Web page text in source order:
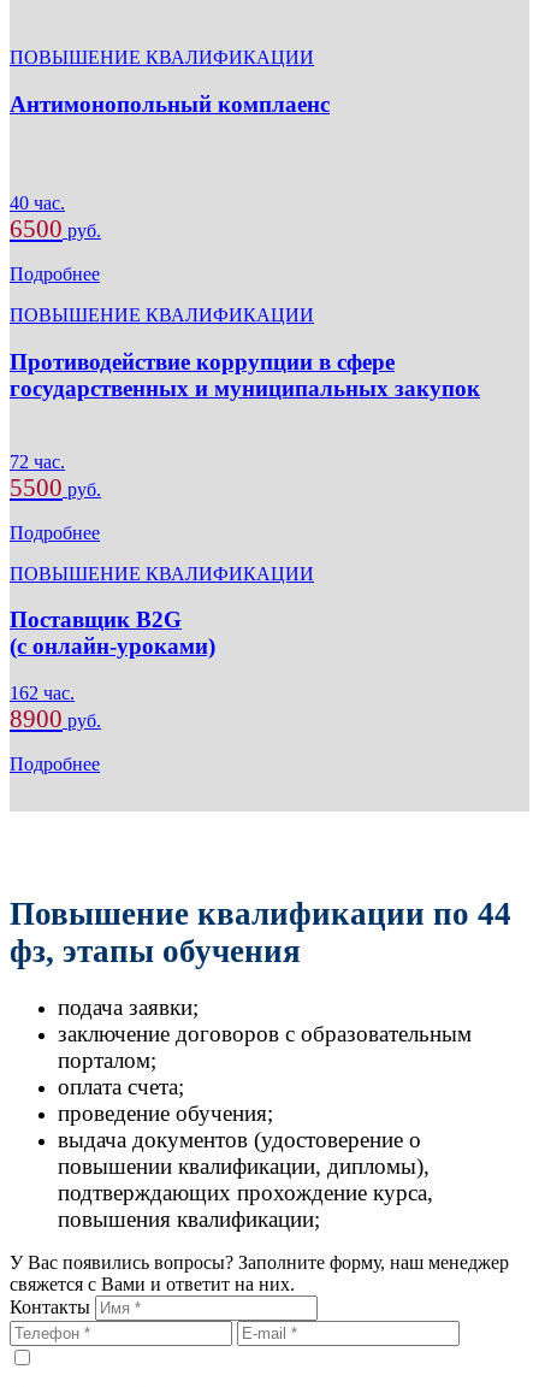
ПОВЫШЕНИЕ КВАЛИФИКАЦИИ
Антимонопольный комплаенс
40 час.
6500 руб.
Подробнее
ПОВЫШЕНИЕ КВАЛИФИКАЦИИ
Противодействие коррупции в сфере
государственных и муниципальных закупок
72 час.
5500 руб.
Подробнее
ПОВЫШЕНИЕ КВАЛИФИКАЦИИ
Поставщик B2G
(с онлайн-уроками)
162 час.
8900 руб.
Подробнее
Повышение квалификации по 44
фз, этапы обучения
подача заявки;
заключение договоров с образовательным
порталом;
оплата счета;
проведение обучения;
выдача документов (удостоверение о
повышении квалификации, дипломы),
подтверждающих прохождение курса,
повышения квалификации;
У Вас появились вопросы? Заполните форму, наш менеджер
свяжется с Вами и ответит на них.
Контакты